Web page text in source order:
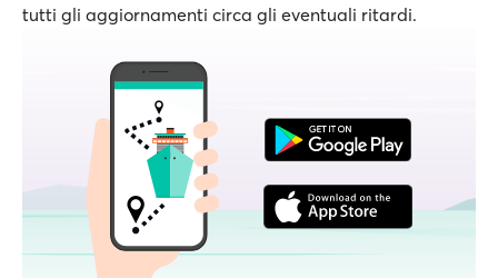
tutti gli aggiornamenti circa gli eventuali ritardi.